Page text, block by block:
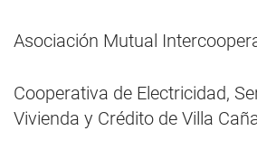
Asociación Mutual
Cooperativa de Electricidad,
Vivienda y Crédito de Villa